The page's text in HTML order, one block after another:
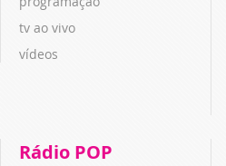
tv ao vivo
vídeos
Rádio POP